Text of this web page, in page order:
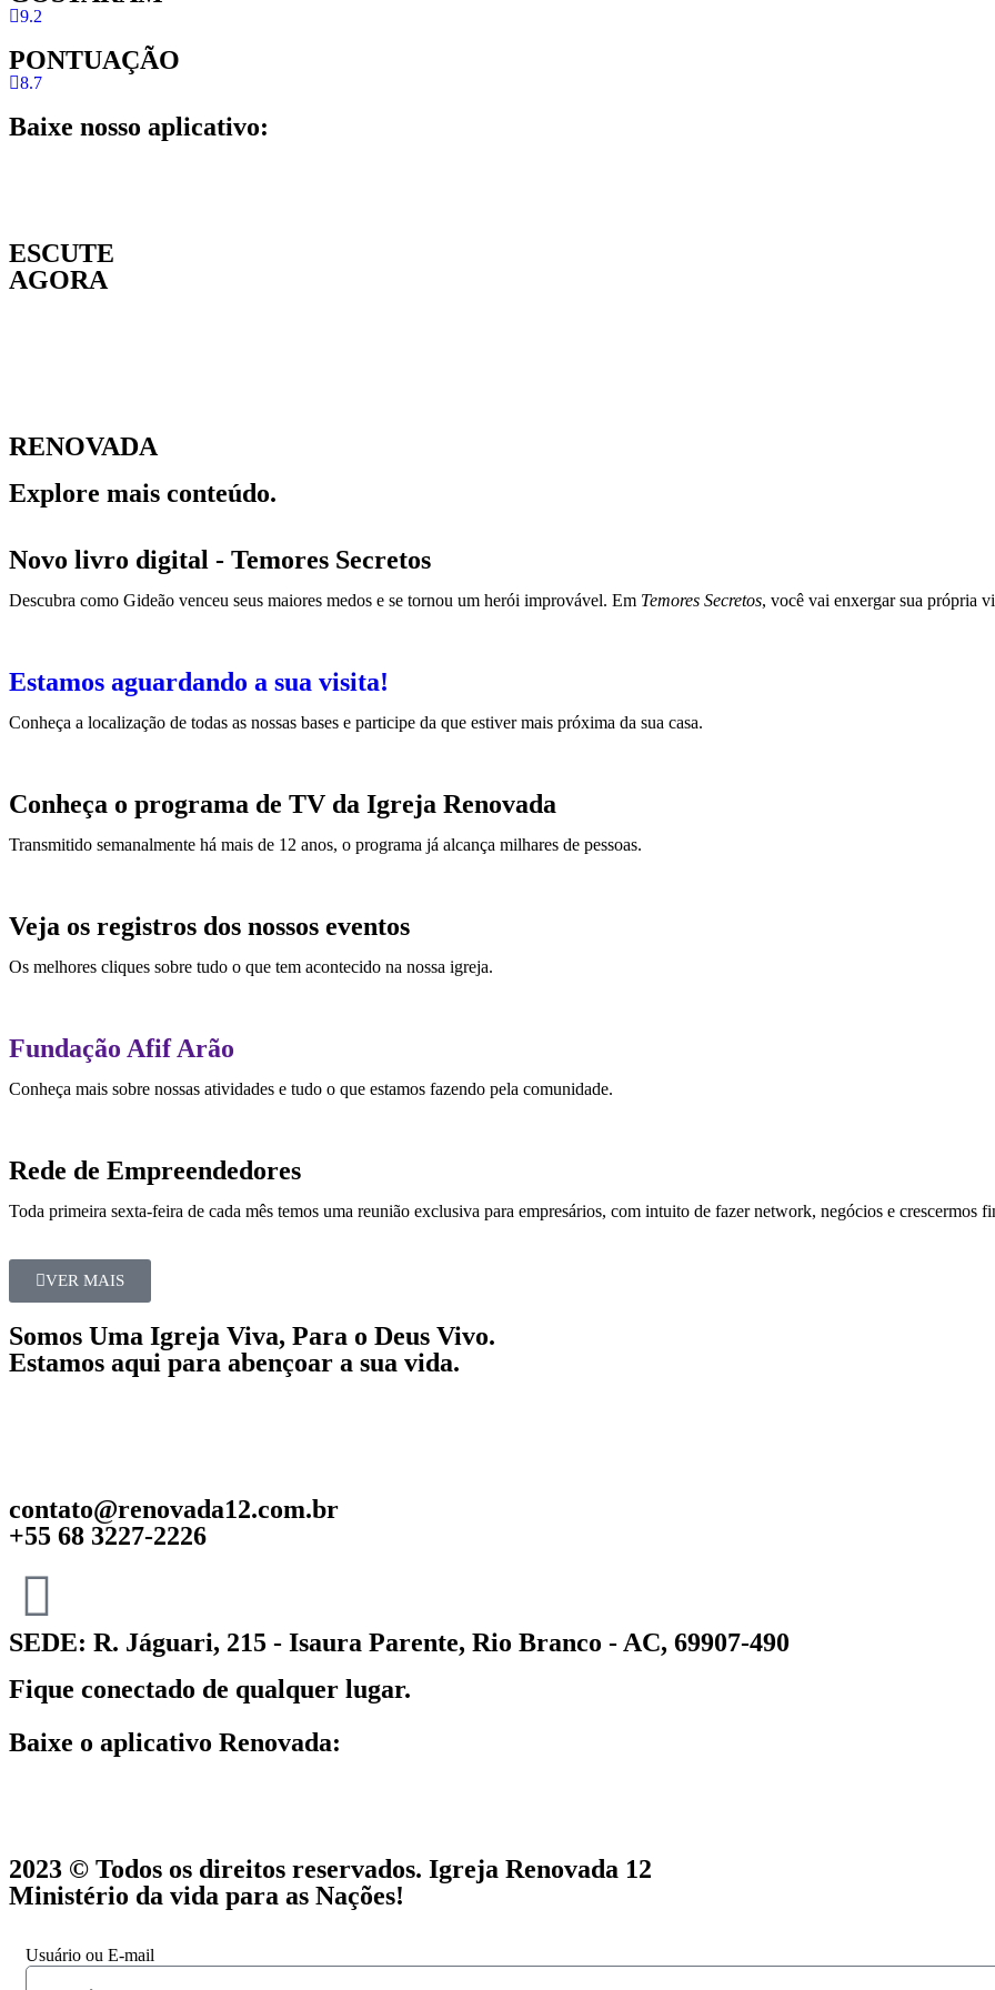
9.2
PONTUAÇÃO
8.7
Baixe nosso aplicativo:
ESCUTE
AGORA
RENOVADA
Explore mais conteúdo.
Novo livro digital - Temores Secretos
Descubra como Gideão venceu seus maiores medos e se tornou um herói improvável. Em Temores Secretos, você vai enxergar sua própria
Estamos aguardando a sua visita!
Conheça a localização de todas as nossas bases e participe da que estiver mais próxima da sua casa.
Conheça o programa de TV da Igreja Renovada
Transmitido semanalmente há mais de 12 anos, o programa já alcança milhares de pessoas.
Veja os registros dos nossos eventos
Os melhores cliques sobre tudo o que tem acontecido na nossa igreja.
Fundação Afif Arão
Conheça mais sobre nossas atividades e tudo o que estamos fazendo pela comunidade.
Rede de Empreendedores
Toda primeira sexta-feira de cada mês temos uma reunião exclusiva para empresários, com intuito de fazer network, negócios e crescermos
VER MAIS
Somos Uma Igreja Viva, Para o Deus Vivo.
Estamos aqui para abençoar a sua vida.
contato@renovada12.com.br
+55 68 3227-2226
SEDE: R. Jáguari, 215 - Isaura Parente, Rio Branco - AC, 69907-490
Fique conectado de qualquer lugar.
Baixe o aplicativo Renovada:
2023 © Todos os direitos reservados. Igreja Renovada 12
Ministério da vida para as Nações!
Usuário ou E-mail